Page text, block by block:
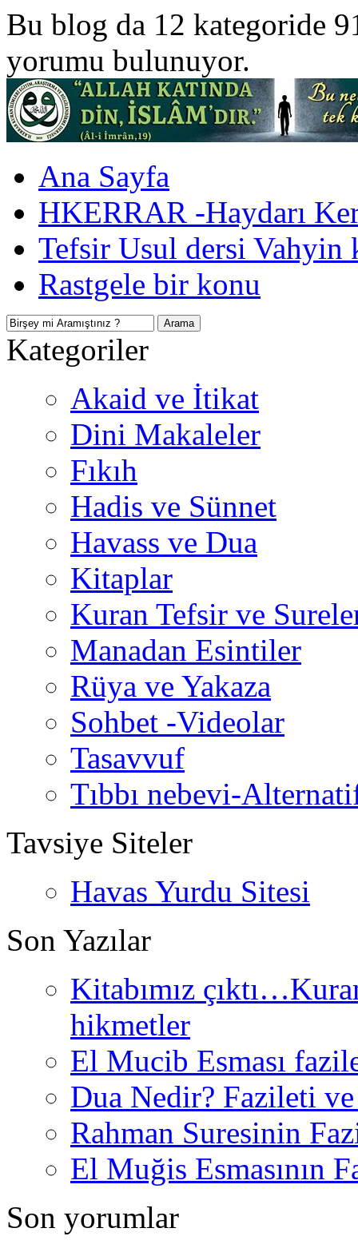
Bu blog da 12 kategoride
yorumu bulunuyor.
Ana Sayfa
HKERRAR -Haydarı
Tefsir Usul dersi Vahyin
Rastgele bir konu
Kategoriler
Akaid ve İtikat
Dini Makaleler
Fıkıh
Hadis ve Sünnet
Havass ve Dua
Kitaplar
Kuran Tefsir ve
Manadan Esintiler
Rüya ve Yakaza
Sohbet -Videolar
Tasavvuf
Tıbbı nebevi-
Tavsiye Siteler
Havas Yurdu Sitesi
Son Yazılar
Kitabımız
hikmetler
El Mucib Esması
Dua Nedir? Fazileti
Rahman Suresinin
El Muğis Esmasının
Son yorumlar